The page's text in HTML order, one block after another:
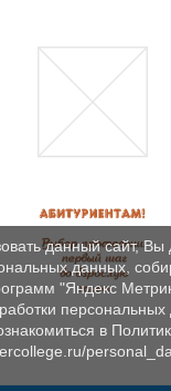
данный сайт, Вы
данных,
"Яндекс
в